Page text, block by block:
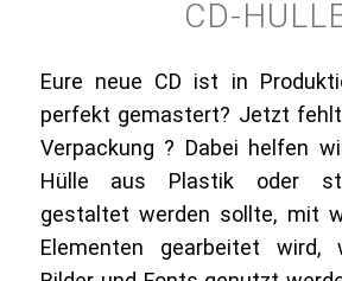
CD-
Eure neue CD ist in
perfekt gemastert? Jetzt fehlt
Verpackung ? Dabei helfen
Hülle aus Plastik oder
gestaltet werden sollte, mit
Elementen gearbeitet wird,